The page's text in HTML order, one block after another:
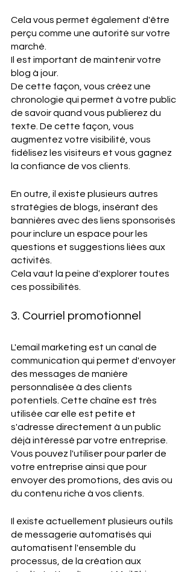
Cela vous permet également d'être
perçu comme une autorité sur votre
marché.
Il est important de maintenir votre
blog à jour.
De cette façon, vous créez une
chronologie qui permet à votre public
de savoir quand vous publierez du
texte. De cette façon, vous
augmentez votre visibilité, vous
fidélisez les visiteurs et vous gagnez
la confiance de vos clients.
En outre, il existe plusieurs autres
stratégies de blogs, insérant des
bannières avec des liens sponsorisés
pour inclure un espace pour les
questions et suggestions liées aux
activités.
Cela vaut la peine d'explorer toutes
ces possibilités.
3. Courriel promotionnel
L'email marketing est un canal de
communication qui permet d'envoyer
des messages de manière
personnalisée à des clients
potentiels. Cette chaîne est très
utilisée car elle est petite et
s'adresse directement à un public
déjà intéressé par votre entreprise.
Vous pouvez l'utiliser pour parler de
votre entreprise ainsi que pour
envoyer des promotions, des avis ou
du contenu riche à vos clients.
Il existe actuellement plusieurs outils
de messagerie automatisés qui
automatisent l'ensemble du
processus, de la création aux